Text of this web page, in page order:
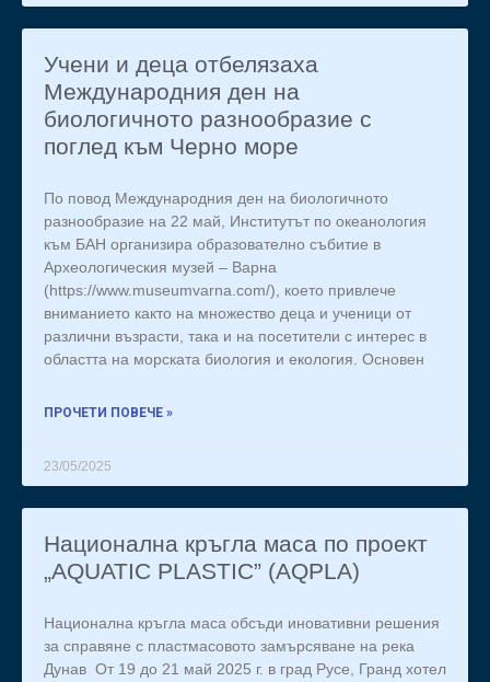
Учени и деца отбелязаха
Международния ден на
биологичното разнообразие с
поглед към Черно море
По повод Международния ден на биологичното
разнообразие на 22 май, Институтът по океанология
към БАН организира образователно събитие в
Археологическия музей – Варна
(https://www.museumvarna.com/), което привлече
вниманието както на множество деца и ученици от
различни възрасти, така и на посетители с интерес в
областта на морската биология и екология. Основен
ПРОЧЕТИ ПОВЕЧЕ »
23/05/2025
Национална кръгла маса по проект
„AQUATIC PLASTIC” (AQPLA)
Национална кръгла маса обсъди иновативни решения
за справяне с пластмасовото замърсяване на река
Дунав От 19 до 21 май 2025 г. в град Русе, Гранд хотел